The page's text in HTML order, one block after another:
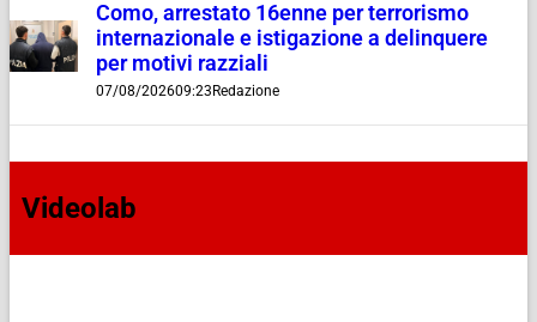
Como, arrestato 16enne per terrorismo
internazionale e istigazione a delinquere
per motivi razziali
07/08/202609:23 Redazione
Videolab